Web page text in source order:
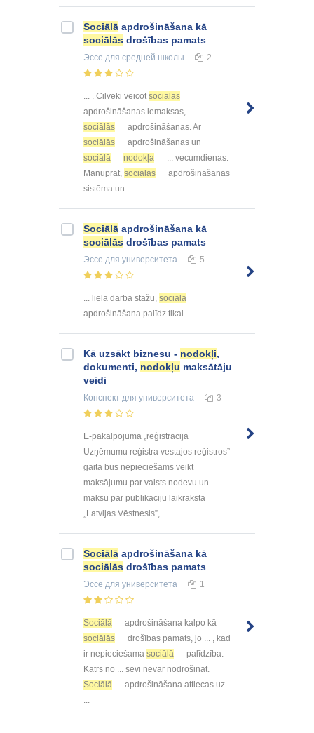
Sociālā apdrošināšana kā
sociālās drošības pamats
Эссе для средней школы 2
... . Cilvēki veicotsociālās
apdrošināšanas iemaksas, ...
sociālās
apdrošināšanas. Ar
sociālās
apdrošināšanas un
sociālā
nodokļa
... vecumdienas.
Manuprāt, sociālās
apdrošināšanas
sistēma un ...
Sociālā apdrošināšana kā
sociālās drošības pamats
Эссе для университета 5
... liela darba stāžu, sociāla
apdrošināšana palīdz tikai ...
Kā uzsākt biznesu - nodokļi,
dokumenti, nodokļu maksātāju
veidi
Конспект для университета 3
E-pakalpojuma „reģistrācija
Uzņēmumu reģistra vestajos reģistros”
gaitā būs nepieciešams veikt
maksājumu par valsts nodevu un
maksu par publikāciju laikrakstā
„Latvijas Vēstnesis”, ...
Sociālā apdrošināšana kā
sociālās drošības pamats
Эссе для университета 1
Sociālā
apdrošināšana kalpo kā
sociālās
drošības pamats, jo ... , kad
ir nepieciešama sociālā
palīdzība.
Katrs no ... sevi nevar nodrošināt.
Sociālā
apdrošināšana attiecas uz